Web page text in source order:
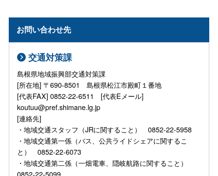
お問い合わせ先
交通対策課
島根県地域振興部交通対策課
[所在地] 〒690-8501 島根県松江市殿町１番地
[代表FAX] 0852-22-6511 [代表Eメール]
koutuu@pref.shimane.lg.jp
[連絡先]
・地域交通スタッフ（JRに関すること） 0852-22-5958
・地域交通第一係（バス、公共ライドシェアに関するこ
と） 0852-22-6073
・地域交通第二係（一畑電車、隠岐航路に関すること）
0852-22-5099